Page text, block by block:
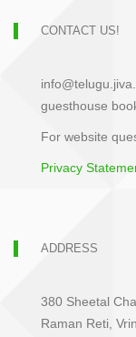
CONTACT US!
guesthouse
For website
Privacy
ADDRESS
380 Sheetal
Raman Reti,